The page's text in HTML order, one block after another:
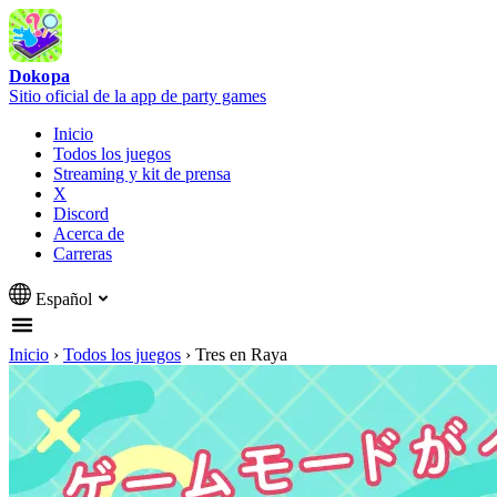
Dokopa
Sitio oficial de la app de party games
Inicio
Todos los juegos
Streaming y kit de prensa
X
Discord
Acerca de
Carreras
Español
Inicio › Todos los juegos › Tres en Raya